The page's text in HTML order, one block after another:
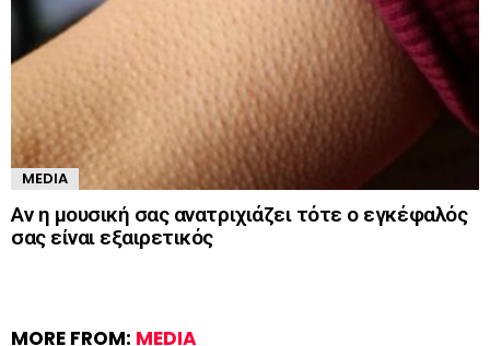
MEDIA
Αν η μουσική σας ανατριχιάζει τότε ο εγκέφαλός
σας είναι εξαιρετικός
MORE FROM: MEDIA